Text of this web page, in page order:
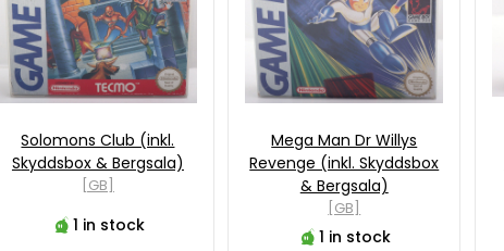
Solomons Club (inkl.
Skyddsbox & Bergsala)
[GB]
1 in stock
Mega Man Dr Willys
Revenge (inkl. Skyddsbox
& Bergsala)
[GB]
1 in stock